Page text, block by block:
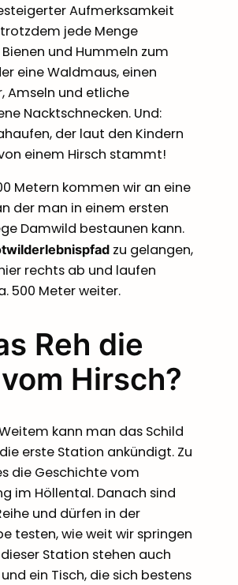
Aufmerksamkeit
jede Menge
und Hummeln zum
eine Waldmaus, einen
Amseln und etliche
Nacktschnecken. Und:
der laut den Kindern
einem Hirsch stammt!
Metern kommen wir an eine
der man in einem ersten
Damwild bestaunen kann.
zu gelangen,
rechts ab und laufen
500 Meter weiter.
Reh die
Hirsch?
kann man das Schild
erste Station ankündigt. Zu
die Geschichte vom
im Höllental. Danach sind
und dürfen in der
testen, wie weit wir springen
Station stehen auch
ein Tisch, die sich bestens